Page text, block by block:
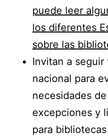
puede leer
los diferentes
sobre las
Invitan a seguir
nacional para
necesidades
excepciones y
para